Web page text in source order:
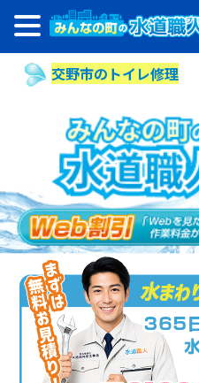
交野市のトイレ修理